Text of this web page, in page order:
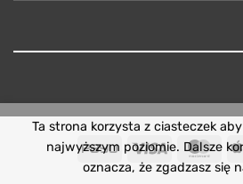
PayU Visa
Ta strona korzysta z ciasteczek
najwyższym poziomie. Dalsze
oznacza, że zgadzasz się